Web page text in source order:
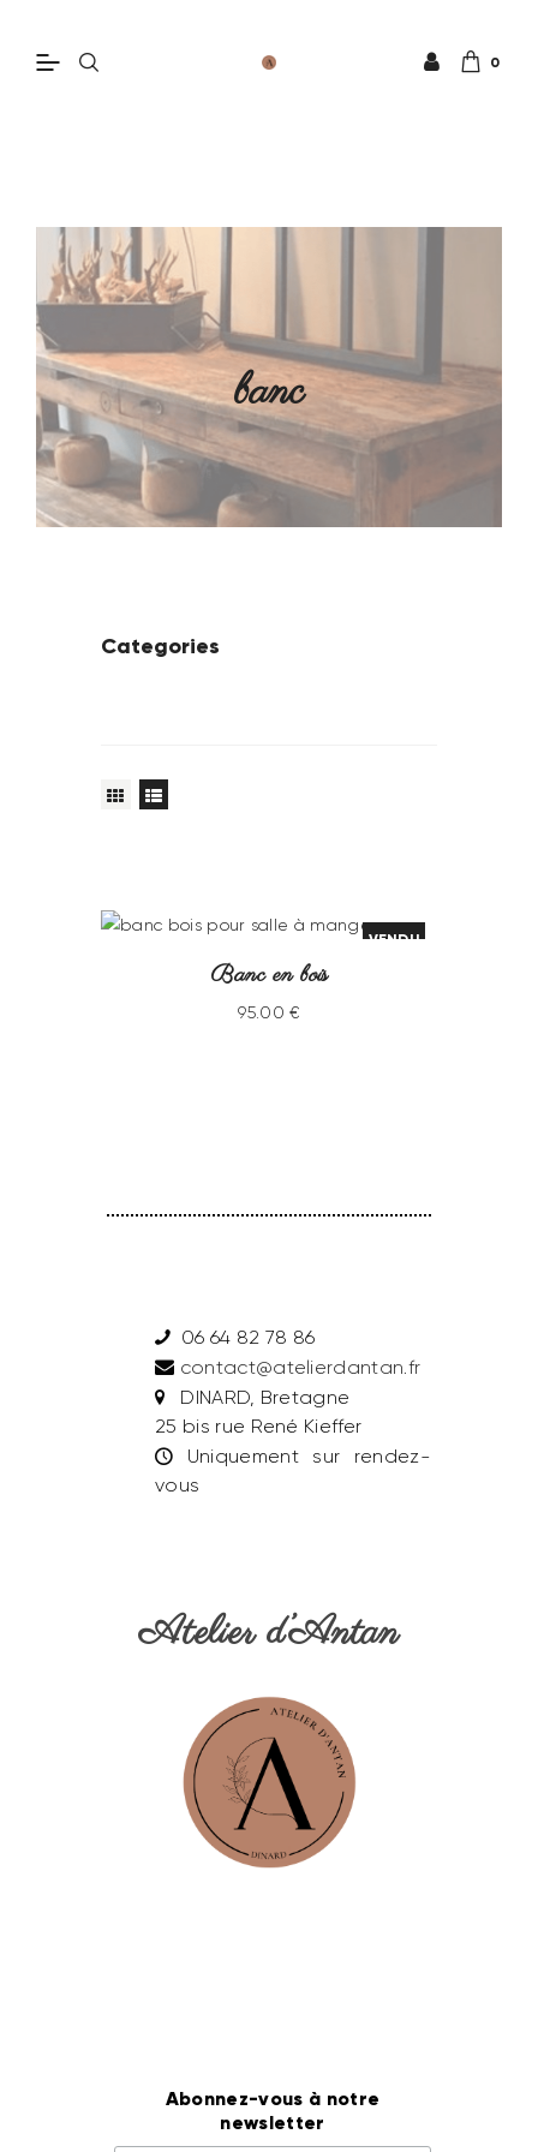
0
banc
Categories
VENDU
Banc en bois
95.00 €
06 64 82 78 86
contact@atelierdantan.fr
DINARD, Bretagne
25 bis rue René Kieffer
Uniquement sur rendez-
vous
Atelier d’Antan
Abonnez-vous à notre
newsletter